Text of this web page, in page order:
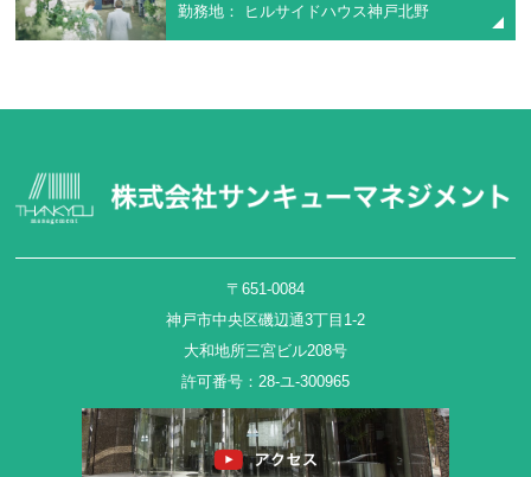
勤務地： ヒルサイドハウス神戸北野
〒651-0084
神戸市中央区磯辺通3丁目1-2
大和地所三宮ビル208号
許可番号：28-ユ-300965